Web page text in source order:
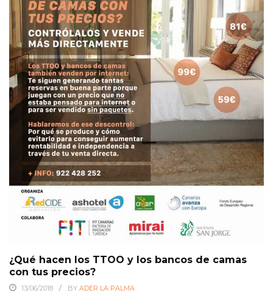
¿Qué hacen los TTOO y los bancos de camas
con tus precios?
13/06/2018 BY ADER LA PALMA